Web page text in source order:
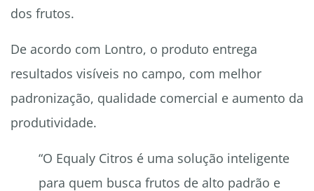
dos frutos.
De acordo com Lontro, o produto entrega
resultados visíveis no campo, com melhor
padronização, qualidade comercial e aumento da
produtividade.
“O Equaly Citros é uma solução inteligente
para quem busca frutos de alto padrão e